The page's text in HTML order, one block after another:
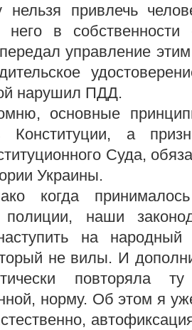
привлечь
в собственности
управление
нарушил ПДД.
основные
Конституции, а
Суда,
Украины.
принималось
полиции, наши
на народный
не вилы. И
повторяла
норму. Об этом я